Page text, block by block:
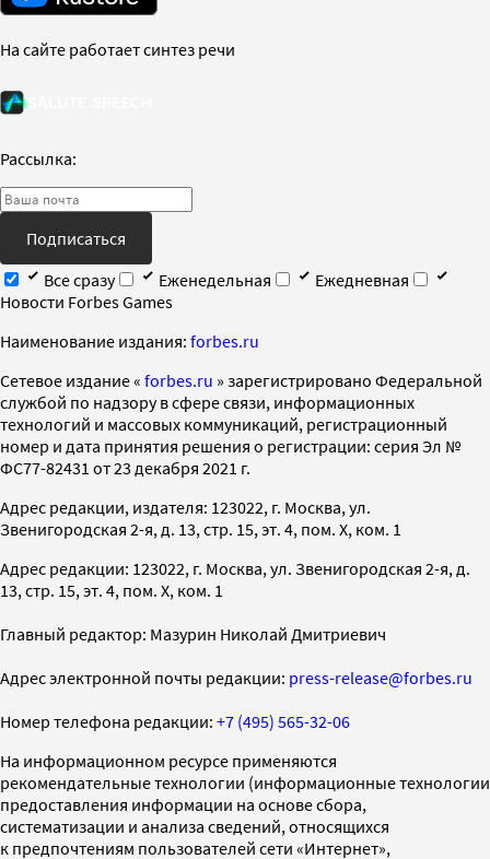
На сайте работает синтез речи
Рассылка:
Подписаться
Все сразу
Еженедельная
Ежедневная
Новости Forbes Games
Наименование издания: forbes.ru
Cетевое издание « forbes.ru » зарегистрировано Федеральной
службой по надзору в сфере связи, информационных
технологий и массовых коммуникаций, регистрационный
номер и дата принятия решения о регистрации: серия Эл №
ФС77-82431 от 23 декабря 2021 г.
Адрес редакции, издателя: 123022, г. Москва, ул.
Звенигородская 2-я, д. 13, стр. 15, эт. 4, пом. X, ком. 1
Адрес редакции: 123022, г. Москва, ул. Звенигородская 2-я, д.
13, стр. 15, эт. 4, пом. X, ком. 1
Главный редактор: Мазурин Николай Дмитриевич
Адрес электронной почты редакции: press-release@forbes.ru
Номер телефона редакции: +7 (495) 565-32-06
На информационном ресурсе применяются
рекомендательные технологии (информационные технологии
предоставления информации на основе сбора,
систематизации и анализа сведений, относящихся
к предпочтениям пользователей сети «Интернет»,